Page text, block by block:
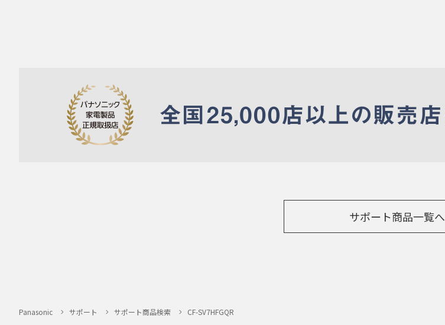
サポート商品一覧へ
Panasonic サポート サポート商品検索 CF-SV7HFGQR